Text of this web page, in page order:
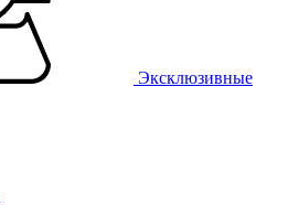
Эксклюзивные